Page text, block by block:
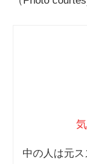
中の人は元